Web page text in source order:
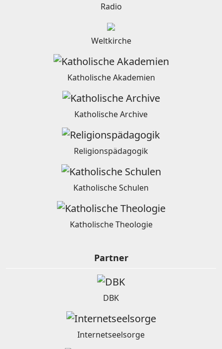
Radio
Weltkirche
Katholische Akademien
Katholische Archive
Religionspädagogik
Katholische Schulen
Katholische Theologie
Partner
DBK
Internetseelsorge